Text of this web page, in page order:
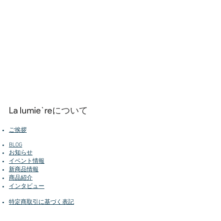
La lumie`reについて
ご挨拶
BLOG
お知らせ
イベント情報
新商品情報
商品紹介
インタビュー
特定商取引に基づく表記